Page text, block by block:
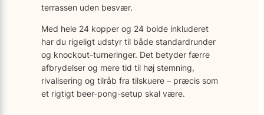
terrassen uden besvær.
Med hele 24 kopper og 24 bolde inkluderet
har du rigeligt udstyr til både standardrunder
og knockout-turneringer. Det betyder færre
afbrydelser og mere tid til høj stemning,
rivalisering og tilråb fra tilskuere – præcis som
et rigtigt beer-pong-setup skal være.